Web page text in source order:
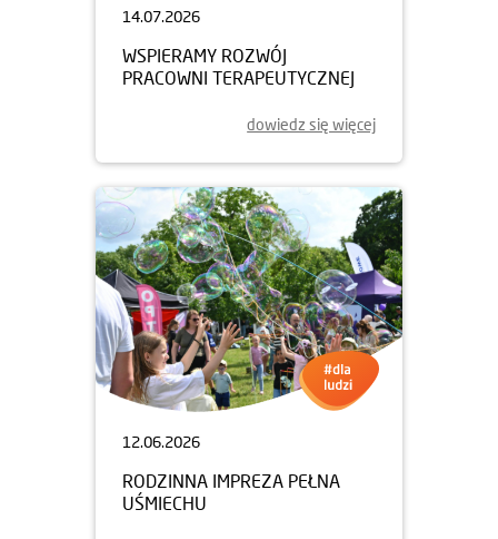
14.07.2026
WSPIERAMY ROZWÓJ
PRACOWNI TERAPEUTYCZNEJ
dowiedz się więcej
12.06.2026
RODZINNA IMPREZA PEŁNA
UŚMIECHU